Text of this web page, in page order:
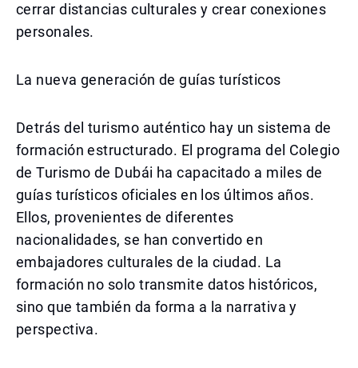
cerrar distancias culturales y crear conexiones
personales.
La nueva generación de guías turísticos
Detrás del turismo auténtico hay un sistema de
formación estructurado. El programa del Colegio
de Turismo de Dubái ha capacitado a miles de
guías turísticos oficiales en los últimos años.
Ellos, provenientes de diferentes
nacionalidades, se han convertido en
embajadores culturales de la ciudad. La
formación no solo transmite datos históricos,
sino que también da forma a la narrativa y
perspectiva.